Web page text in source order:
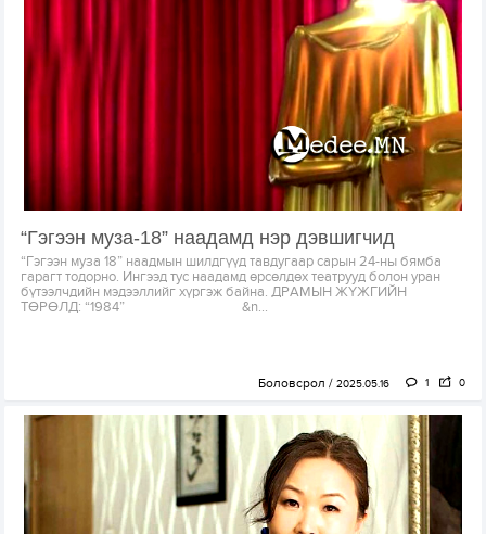
“Гэгээн муза-18” наадамд нэр дэвшигчид
“Гэгээн муза 18” наадмын шилдгүүд тавдугаар сарын 24-ны бямба
гарагт тодорно. Ингээд тус наадамд өрсөлдөх театрууд болон уран
бүтээлчдийн мэдээллийг хүргэж байна. ДРАМЫН ЖҮЖГИЙН
ТӨРӨЛД: “1984” &n...
Боловсрол 2025.05.16 1 0